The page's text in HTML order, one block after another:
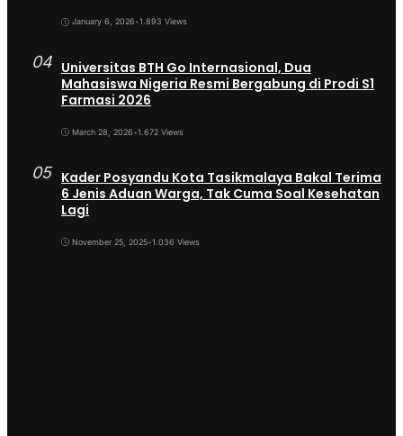
January 6, 2026•1.893 Views
04 Universitas BTH Go Internasional, Dua
Mahasiswa Nigeria Resmi Bergabung di Prodi S1
Farmasi 2026
March 28, 2026•1.672 Views
05 Kader Posyandu Kota Tasikmalaya Bakal Terima
6 Jenis Aduan Warga, Tak Cuma Soal Kesehatan
Lagi
November 25, 2025•1.036 Views